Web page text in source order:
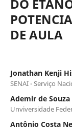
DO
DE AULA
Jonathan Kenji
SENAI - Serviço
Ademir de Souza
Unviversidade
Antônio Costa